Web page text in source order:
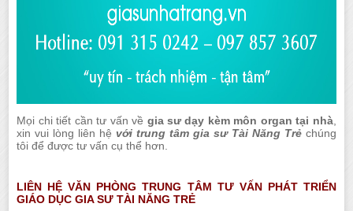
Mọi chi tiết cần tư vấn về gia sư dạy kèm môn organ tại nhà,
xin vui lòng liên hệvới trung tâm gia sư Tài Năng Trẻchúng
tôi để được tư vấn cụ thể hơn.
LIÊN HỆ VĂN PHÒNG TRUNG TÂM TƯ VẤN PHÁT TRIỂN
GIÁO DỤC GIA SƯ TÀI NĂNG TRẺ